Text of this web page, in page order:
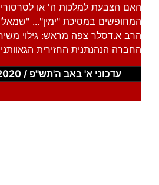
האם הצבעת למלכות ה' או
המחופשים במסיכת "ימין"...
הרב א.דסלר צפה מראש: גילוי
החברה הנהנתנית החזירית
עדכוני א' באב ה'תש"פ / 22.7.2020